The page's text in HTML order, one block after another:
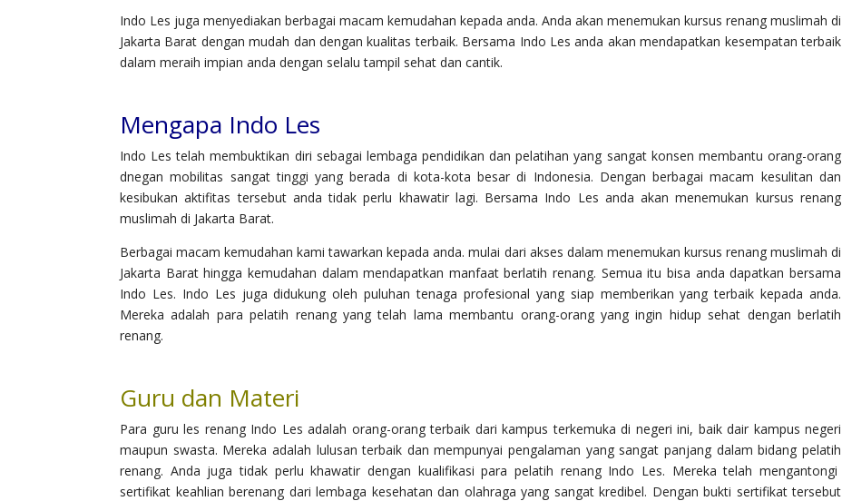
Indo Les juga menyediakan berbagai macam kemudahan kepada anda. Anda akan menemukan kursus renang muslimah di
Jakarta Barat dengan mudah dan dengan kualitas terbaik. Bersama Indo Les anda akan mendapatkan kesempatan terbaik
dalam meraih impian anda dengan selalu tampil sehat dan cantik.
Mengapa Indo Les
Indo Les telah membuktikan diri sebagai lembaga pendidikan dan pelatihan yang sangat konsen membantu orang-orang
dnegan mobilitas sangat tinggi yang berada di kota-kota besar di Indonesia. Dengan berbagai macam kesulitan dan
kesibukan aktifitas tersebut anda tidak perlu khawatir lagi. Bersama Indo Les anda akan menemukan kursus renang
muslimah di Jakarta Barat.
Berbagai macam kemudahan kami tawarkan kepada anda. mulai dari akses dalam menemukan kursus renang muslimah di
Jakarta Barat hingga kemudahan dalam mendapatkan manfaat berlatih renang. Semua itu bisa anda dapatkan bersama
Indo Les. Indo Les juga didukung oleh puluhan tenaga profesional yang siap memberikan yang terbaik kepada anda.
Mereka adalah para pelatih renang yang telah lama membantu orang-orang yang ingin hidup sehat dengan berlatih
renang.
Guru dan Materi
Para guru les renang Indo Les adalah orang-orang terbaik dari kampus terkemuka di negeri ini, baik dair kampus negeri
maupun swasta. Mereka adalah lulusan terbaik dan mempunyai pengalaman yang sangat panjang dalam bidang pelatih
renang. Anda juga tidak perlu khawatir dengan kualifikasi para pelatih renang Indo Les. Mereka telah mengantongi
sertifikat keahlian berenang dari lembaga kesehatan dan olahraga yang sangat kredibel. Dengan bukti sertifikat tersebut